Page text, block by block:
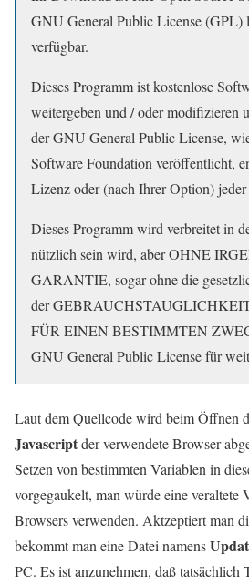
GNU General Public License (GPL)
verfügbar.
Dieses Programm ist kostenlose
weitergeben und / oder modifizieren
der GNU General Public License,
Software Foundation veröffentlicht,
Lizenz oder (nach Ihrer Option) jeder
Dieses Programm wird verbreitet in
nützlich sein wird, aber OHNE
GARANTIE, sogar ohne die
der
FÜR EINEN BESTIMMTEN
GNU General Public License für
Laut dem Quellcode wird beim Öffnen
Javascriptder verwendete Browser
Setzen von bestimmten Variablen in
vorgegaukelt, man würde eine veraltete
Browsers verwenden. Aktzeptiert man
bekommt man eine Datei namens
PC. Es ist anzunehmen, daß tatsächlich